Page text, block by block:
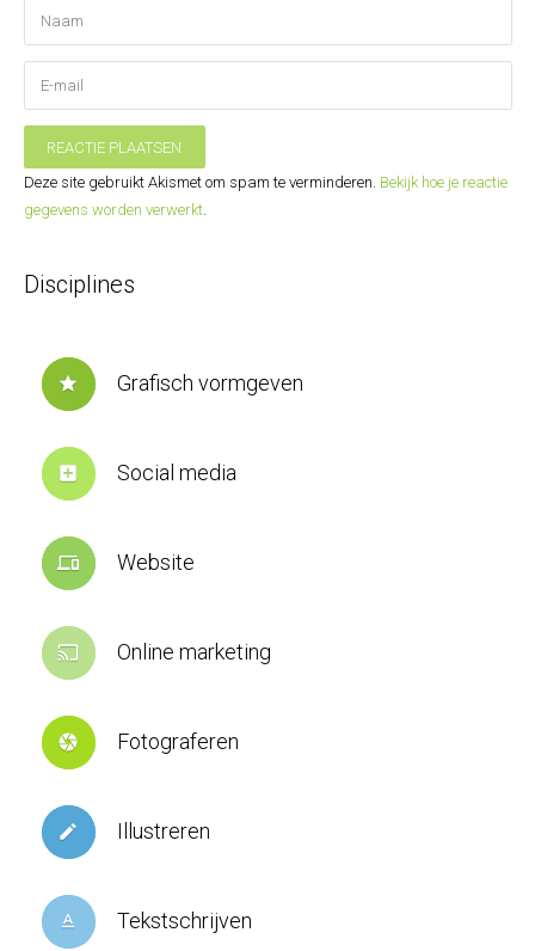
REACTIE PLAATSEN
Deze site gebruikt Akismet om spam te verminderen. Bekijk hoe je reactie
gegevens worden verwerkt.
Disciplines
star Grafisch vormgeven
add_box Social media
devices Website
cast Online marketing
camera Fotograferen
create Illustreren
text_format Tekstschrijven